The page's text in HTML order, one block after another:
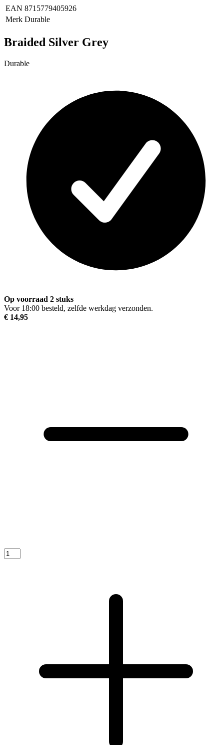
EAN 8715779405926
Merk Durable
Braided Silver Grey
Durable
Op voorraad 2 stuks
Voor 18:00 besteld, zelfde werkdag verzonden.
€ 14,95